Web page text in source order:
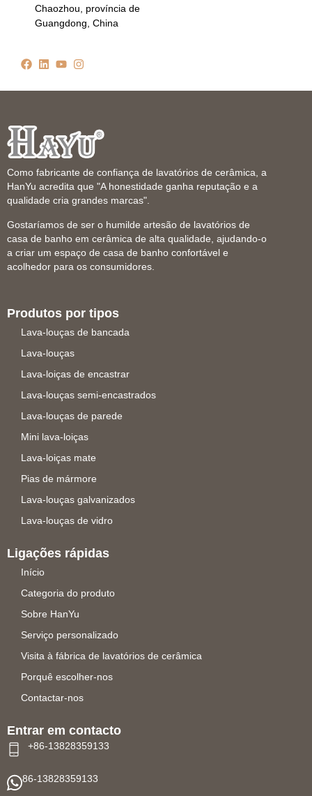
Chaozhou, província de
Guangdong, China
Como fabricante de confiança de lavatórios de cerâmica, a
HanYu acredita que "A honestidade ganha reputação e a
qualidade cria grandes marcas".
Gostaríamos de ser o humilde artesão de lavatórios de
casa de banho em cerâmica de alta qualidade, ajudando-o
a criar um espaço de casa de banho confortável e
acolhedor para os consumidores.
Produtos por tipos
Lava-louças de bancada
Lava-louças
Lava-loiças de encastrar
Lava-louças semi-encastrados
Lava-louças de parede
Mini lava-loiças
Lava-loiças mate
Pias de mármore
Lava-louças galvanizados
Lava-louças de vidro
Ligações rápidas
Início
Categoria do produto
Sobre HanYu
Serviço personalizado
Visita à fábrica de lavatórios de cerâmica
Porquê escolher-nos
Contactar-nos
Entrar em contacto
+86-13828359133
86-13828359133